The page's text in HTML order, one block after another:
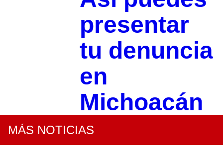
presentar
tu denuncia
en
Michoacán
MÁS NOTICIAS